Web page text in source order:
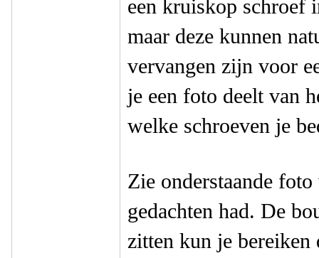
een kruiskop schroef
maar deze kunnen
vervangen zijn voor
je een foto deelt van
welke schroeven je
Zie onderstaande
gedachten had. De
zitten kun je